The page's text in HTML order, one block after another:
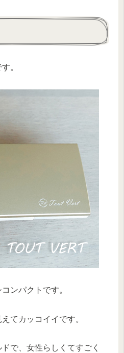
。
ンパクトです。
てカッコイイです。
で、女性らしくてすごく